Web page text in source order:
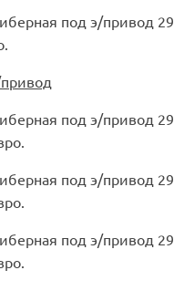
под э/привод
под э/привод
под э/привод
под э/привод